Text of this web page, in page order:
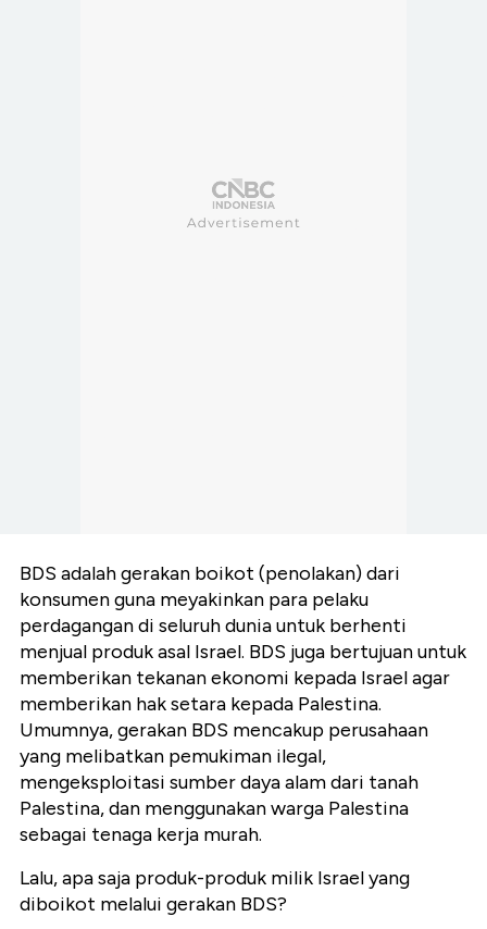
BDS adalah gerakan boikot (penolakan) dari
konsumen guna meyakinkan para pelaku
perdagangan di seluruh dunia untuk berhenti
menjual produk asal Israel. BDS juga bertujuan untuk
memberikan tekanan ekonomi kepada Israel agar
memberikan hak setara kepada Palestina.
Umumnya, gerakan BDS mencakup perusahaan
yang melibatkan pemukiman ilegal,
mengeksploitasi sumber daya alam dari tanah
Palestina, dan menggunakan warga Palestina
sebagai tenaga kerja murah.
Lalu, apa saja produk-produk milik Israel yang
diboikot melalui gerakan BDS?